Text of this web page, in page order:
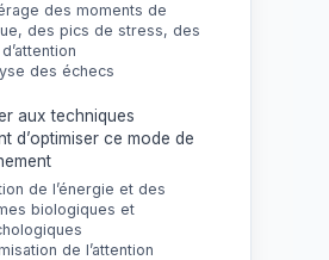
des moments de
des pics de stress, des
des échecs
aux techniques
d’optimiser ce mode de
de l’énergie et des
biologiques et
de l’attention